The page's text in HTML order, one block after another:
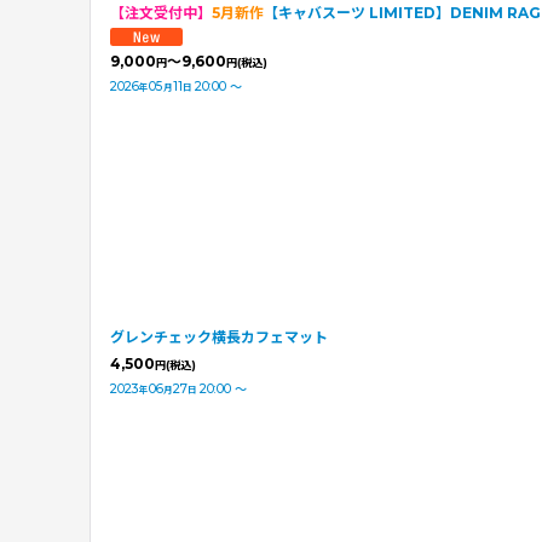
【注文受付中】 5月新作 【キャバスーツ LIMITED】DENIM
9,000円～9,600円(税込)
2026年05 月11 日 20:00 ～
グレンチェック横長カフェマット
4,500円(税込)
2023年06月27日 20:00 ～